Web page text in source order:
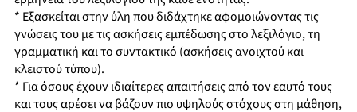
* Εξασκείται στην ύλη που διδάχτηκε αφομοιώνοντας τις
γνώσεις του με τις ασκήσεις εμπέδωσης στο λεξιλόγιο, τη
γραμματική και το συντακτικό (ασκήσεις ανοιχτού και
κλειστού τύπου).
* Για όσους έχουν ιδιαίτερες απαιτήσεις από τον εαυτό τους
και τους αρέσει να βάζουν πιο υψηλούς στόχους στη μάθηση,